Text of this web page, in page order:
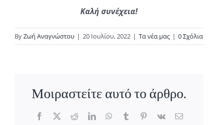
Καλή συνέχεια!
ByΖωή Αναγνώστου | 20 Ιουλίου, 2022 | Τα νέα μας | 0 Σχόλια
Μοιραστείτε αυτό το άρθρο.
Facebook
X RedditLinkedInWhatsApp
TumblrPinterest
Vk Email